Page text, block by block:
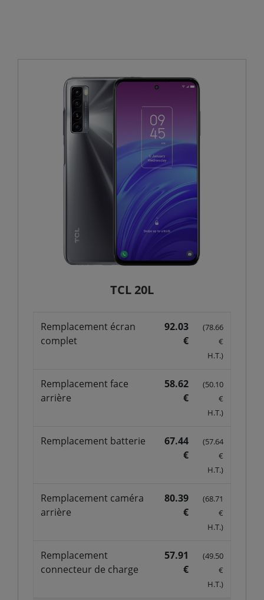
TCL 20L
Remplacement écran
complet
92.03
€
(78.66
€
H.T.)
Remplacement face
arrière
58.62
€
(50.10
€
H.T.)
Remplacement batterie
67.44
€
(57.64
€
H.T.)
Remplacement caméra
arrière
80.39
€
(68.71
€
H.T.)
Remplacement
connecteur de charge
57.91
€
(49.50
€
H.T.)